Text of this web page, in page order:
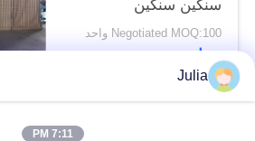
سنگین سنگین
Negotiated MOQ:100 واحد
تماس
دسته بندی های محبوب
Julia
7:11 PM